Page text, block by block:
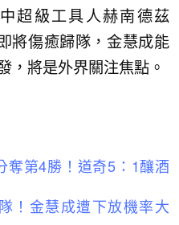
超級工具人赫南德茲
將傷癒歸隊，金慧成能
，將是外界關注焦點。
奪第4勝！道奇5：1釀酒
！金慧成遭下放機率大